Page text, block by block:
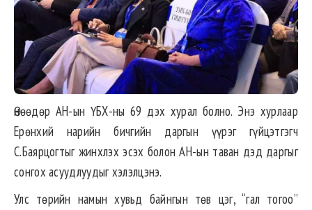
Өнөөдөр АН-ын ҮБХ-ны 69 дэх хурал болно. Энэ хурлаар
Ерөнхий нарийн бичгийн даргын үүрэг гүйцэтгэгч
С.Баярцогтыг жинхлэх эсэх болон АН-ын таван дэд даргыг
сонгох асуудлуудыг хэлэлцэнэ.
Улс төрийн намын хувьд байнгын төв цэг, “гал тогоо”